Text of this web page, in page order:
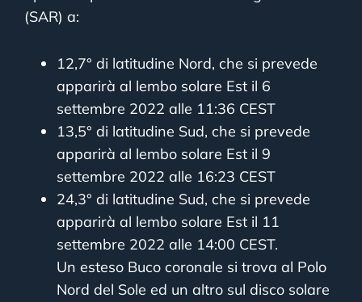
(SAR) a:
12,7° di latitudine Nord, che si prevede
apparirà al lembo solare Est il 6
settembre 2022 alle 11:36 CEST
13,5° di latitudine Sud, che si prevede
apparirà al lembo solare Est il 9
settembre 2022 alle 16:23 CEST
24,3° di latitudine Sud, che si prevede
apparirà al lembo solare Est il 11
settembre 2022 alle 14:00 CEST.
Un esteso Buco coronale si trova al Polo
Nord del Sole ed un altro sul disco solare